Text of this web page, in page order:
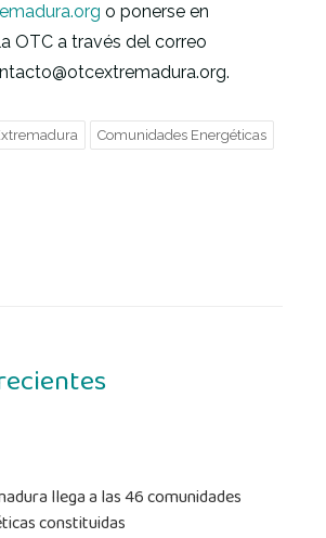
o ponerse en
OTC a través del correo
Comunidades Energéticas
llega a las 46 comunidades
constitui­das